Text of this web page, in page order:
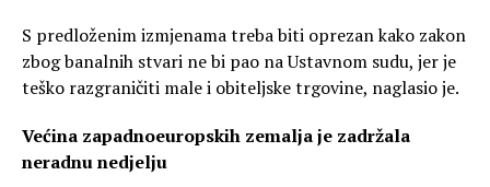
S predloženim izmjenama treba biti oprezan kako zakon
zbog banalnih stvari ne bi pao na Ustavnom sudu, jer je
teško razgraničiti male i obiteljske trgovine, naglasio je.
Većina zapadnoeuropskih zemalja je zadržala
neradnu nedjelju